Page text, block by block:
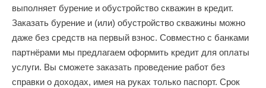
выполняет бурение и обустройство скважин в кредит.
Заказать бурение и (или) обустройство скважины можно
даже без средств на первый взнос. Совместно с банками
партнёрами мы предлагаем оформить кредит для оплаты
услуги. Вы сможете заказать проведение работ без
справки о доходах, имея на руках только паспорт. Срок